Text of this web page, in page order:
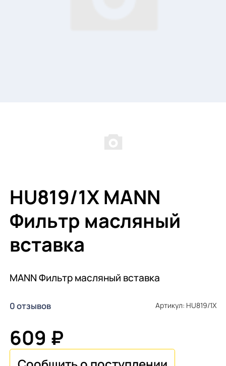
HU819/1X MANN
Фильтр масляный
вставка
MANN Фильтр масляный вставка
0 отзывов Артикул: HU819/1X
609 ₽